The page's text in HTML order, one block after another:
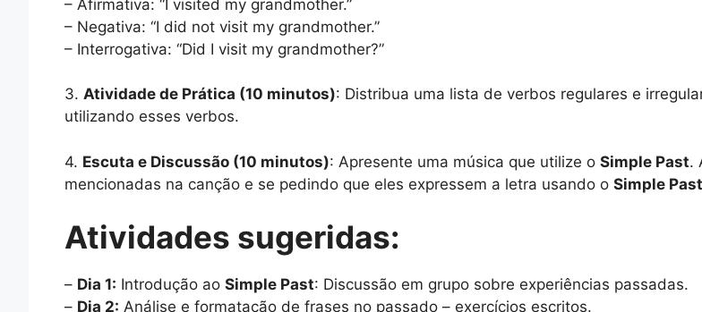
– Afirmativa: “I visited my grandmother.”
– Negativa: “I did not visit my grandmother.”
– Interrogativa: “Did I visit my grandmother?”
3. Atividade de Prática (10 minutos): Distribua uma lista de verbos regulares e
utilizando esses verbos.
4. Escuta e Discussão (10 minutos): Apresente uma música que utilize o Simple Past.
mencionadas na canção e se pedindo que eles expressem a letra usando o Simple Past
Atividades sugeridas:
– Dia 1: Introdução ao Simple Past: Discussão em grupo sobre experiências passadas.
– Dia 2: Análise e formatação de frases no passado – exercícios escritos.